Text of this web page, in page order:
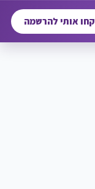
קחו אותי להרשמה